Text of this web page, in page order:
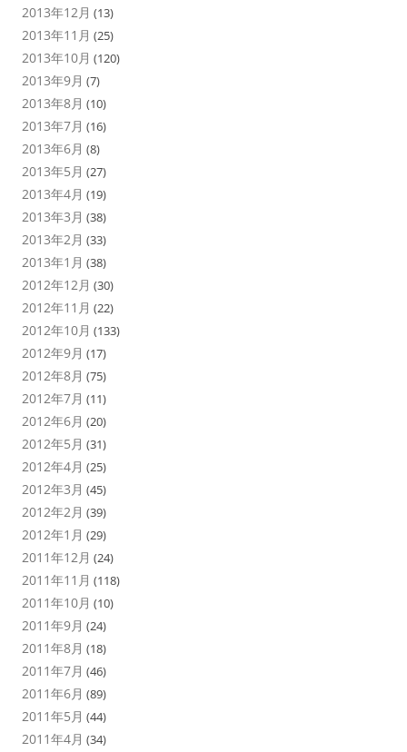
2013年12月 (13)
2013年11月 (25)
2013年10月 (120)
2013年9月 (7)
2013年8月 (10)
2013年7月 (16)
2013年6月 (8)
2013年5月 (27)
2013年4月 (19)
2013年3月 (38)
2013年2月 (33)
2013年1月 (38)
2012年12月 (30)
2012年11月 (22)
2012年10月 (133)
2012年9月 (17)
2012年8月 (75)
2012年7月 (11)
2012年6月 (20)
2012年5月 (31)
2012年4月 (25)
2012年3月 (45)
2012年2月 (39)
2012年1月 (29)
2011年12月 (24)
2011年11月 (118)
2011年10月 (10)
2011年9月 (24)
2011年8月 (18)
2011年7月 (46)
2011年6月 (89)
2011年5月 (44)
2011年4月 (34)